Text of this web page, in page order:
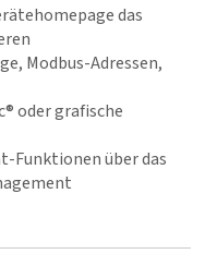
das
Modbus-Adressen,
oder grafische
Funktionen über das